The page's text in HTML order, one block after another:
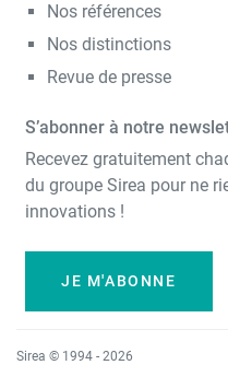
Nos références
Nos distinctions
Revue de presse
S’abonner à notre
Recevez gratuitement
du groupe Sirea pour ne
innovations !
JE M'ABONNE
Sirea © 1994 - 2026